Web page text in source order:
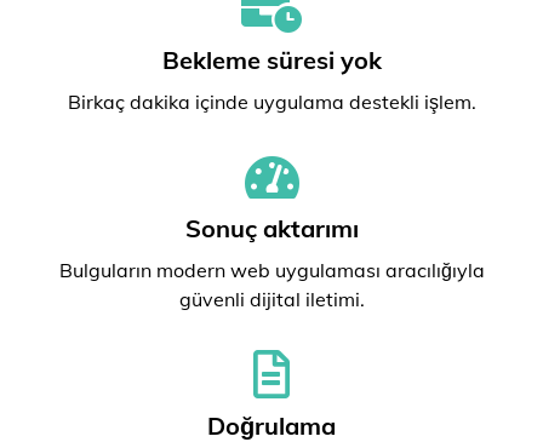
Bekleme süresi yok
Birkaç dakika içinde uygulama destekli işlem.
Sonuç aktarımı
Bulguların modern web uygulaması aracılığıyla
güvenli dijital iletimi.
Doğrulama